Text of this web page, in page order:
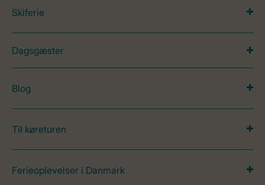
Skiferie
Dagsgæster
Blog
Til køreturen
Ferieoplevelser i Danmark